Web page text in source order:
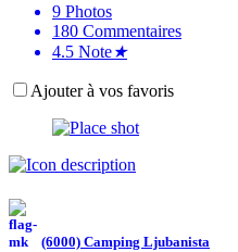
9 Photos
180 Commentaires
4.5 Note★
Ajouter à vos favoris
(6000) Camping Ljubanista